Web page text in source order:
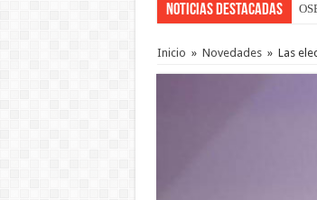
Noticias Destacadas
Inicio » Novedades » Las